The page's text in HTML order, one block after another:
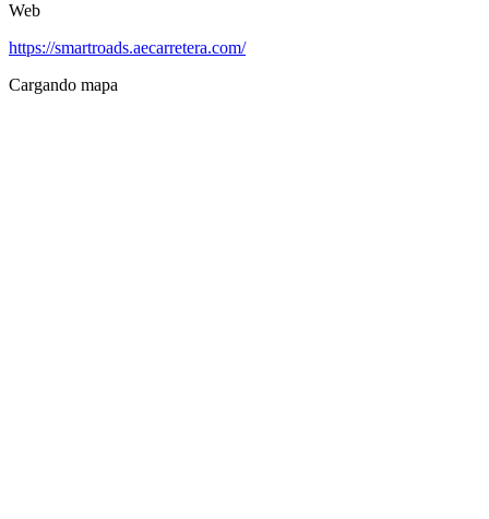
Web
https://smartroads.aecarretera.com/
Cargando mapa